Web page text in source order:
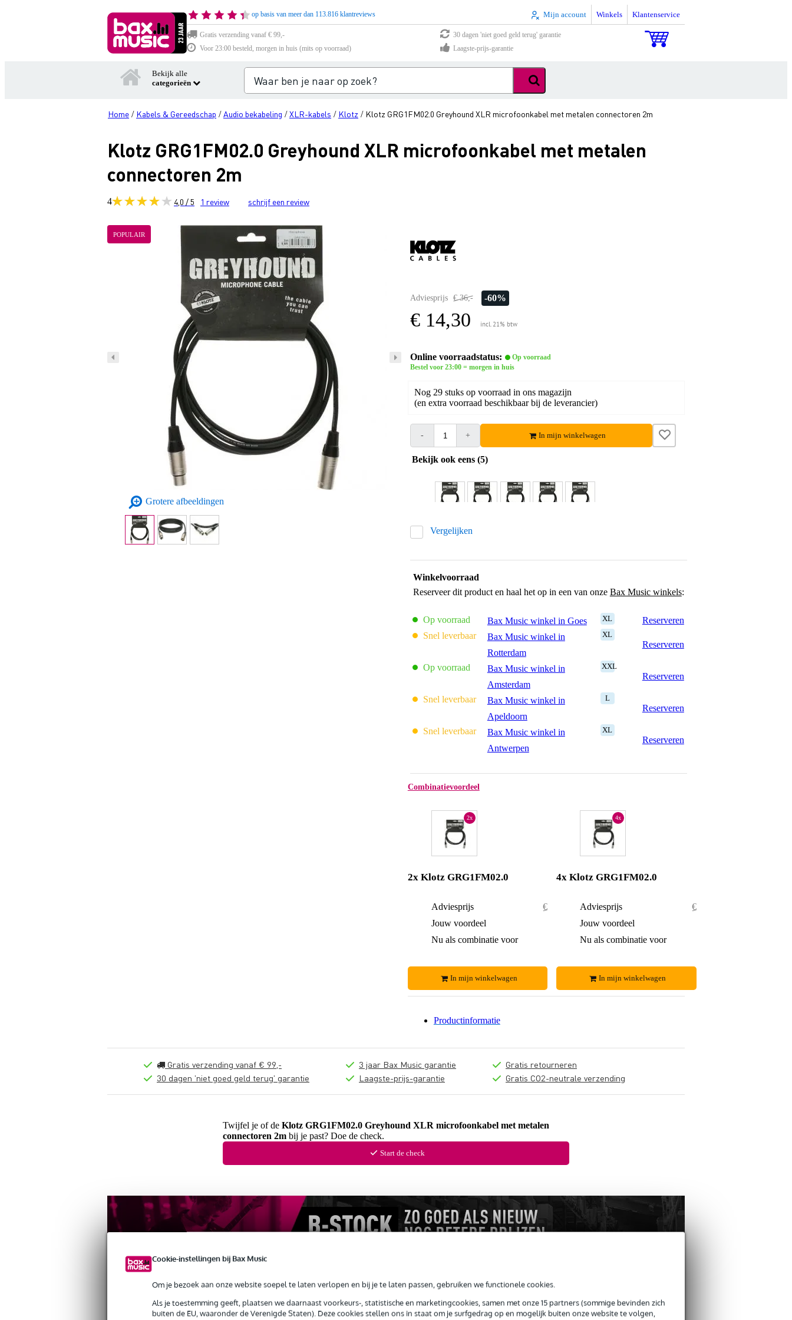
Cookie-instellingen bij Bax Music
Om je bezoek aan onze website soepel te laten verlopen en bij je te laten passen, gebruiken we functionele cookies.
Als je toestemming geeft, plaatsen we daarnaast voorkeurs-, statistische en marketingcookies, samen met onze 15 partners (sommige bevinden zich
buiten de EU, waaronder de Verenigde Staten). Deze cookies stellen ons in staat om je surfgedrag op en mogelijk buiten onze website te volgen,
op basis van meer dan 113.816 klantreviews Mijn account Winkels Klantenservice
Gratis verzending vanaf € 99,-
30 dagen 'niet goed geld terug' garantie
Voor 23:00 besteld, morgen in huis (mits op voorraad)
Laagste-prijs-garantie
Bekijk alle
categorieën
Home / Kabels & Gereedschap /Audio bekabeling /XLR-kabels / Klotz / Klotz GRG1FM02.0 Greyhound XLR microfoonkabel met metalen connectoren 2m
Klotz GRG1FM02.0 Greyhound XLR microfoonkabel met metalen
connectoren 2m
4 4,0 / 5 1 review schrijf een review
POPULAIR
Grotere afbeeldingen
Adviesprijs € 36,- -60%
€ 14,30 incl. 21% btw
Online voorraadstatus:
Op voorraad
Bestel voor 23:00 = morgen in huis
Nog 29 stuks op voorraad in ons magazijn
(en extra voorraad beschikbaar bij de leverancier)
- + In mijn winkelwagen
Bekijk ook eens (5)
Vergelijken
Winkelvoorraad
Reserveer dit product en haal het op in een van onze Bax Music winkels:
Op voorraad Bax Music winkel in Goes XL
Reserveren
Snel leverbaar
Bax Music winkel in
Rotterdam
XL
Reserveren
Op voorraad
Bax Music winkel in
Amsterdam
XXL
Reserveren
Snel leverbaar
Bax Music winkel in
Apeldoorn
L
Reserveren
Snel leverbaar
Bax Music winkel in
Antwerpen
XL
Reserveren
Combinatievoordeel
2x
2x Klotz GRG1FM02.0
Adviesprijs
€ 28,60
Jouw voordeel
Nu als combinatie voor
In mijn winkelwagen
4x
4x Klotz GRG1FM02.0
Adviesprijs
€ 57,20
Jouw voordeel
Nu als combinatie voor
In mijn winkelwagen
Productinformatie
Gratis verzending vanaf € 99,-
30 dagen 'niet goed geld terug' garantie
3 jaar Bax Music garantie
Laagste-prijs-garantie
Gratis retourneren
Gratis CO2-neutrale verzending
Twijfel je of de Klotz GRG1FM02.0 Greyhound XLR microfoonkabel met metalen
connectoren 2m bij je past? Doe de check.
Start de check
Productinformatie Reviews(1)
ANDEREN KOCHTEN
OOK